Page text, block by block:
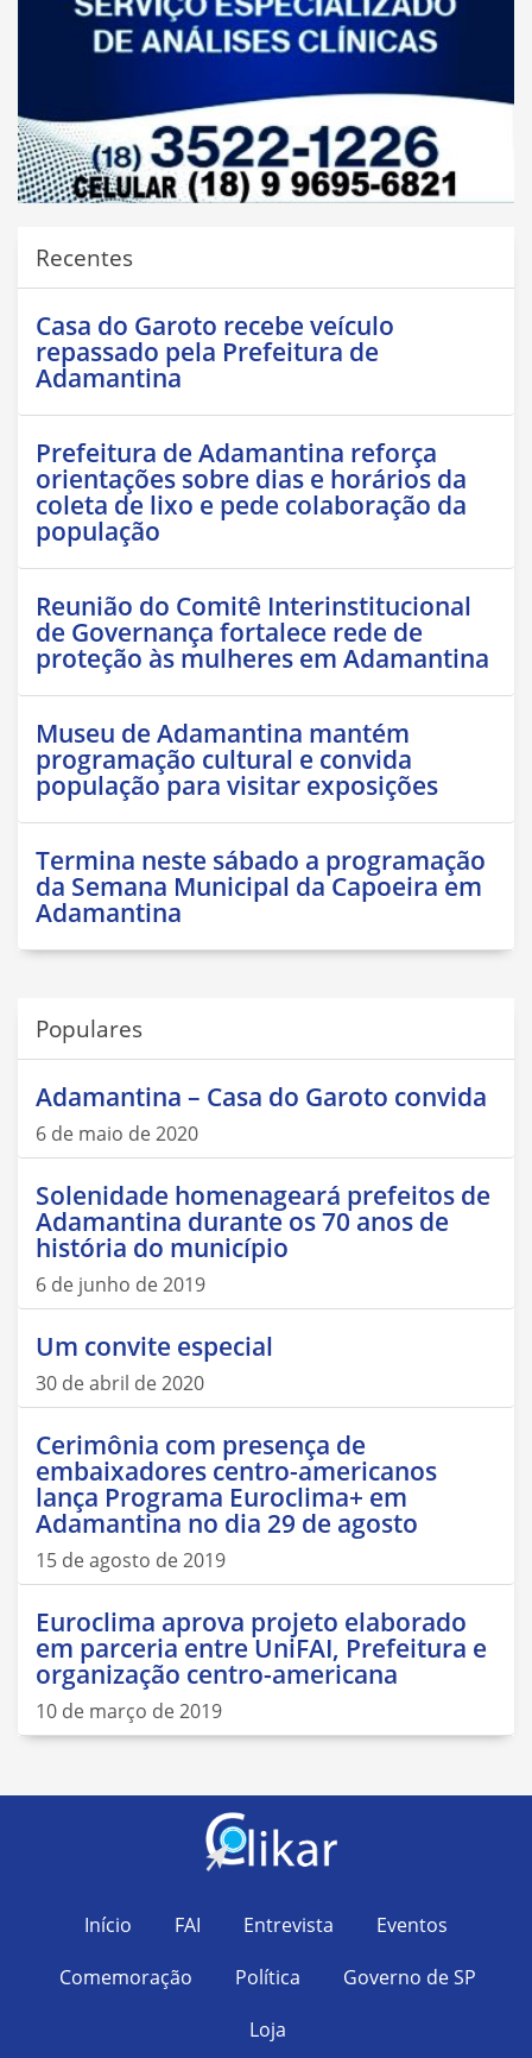
Recentes
Casa do Garoto recebe veículo
repassado pela Prefeitura de
Adamantina
Prefeitura de Adamantina reforça
orientações sobre dias e horários da
coleta de lixo e pede colaboração da
população
Reunião do Comitê Interinstitucional
de Governança fortalece rede de
proteção às mulheres em Adamantina
Museu de Adamantina mantém
programação cultural e convida
população para visitar exposições
Termina neste sábado a programação
da Semana Municipal da Capoeira em
Adamantina
Populares
Adamantina – Casa do Garoto convida
6 de maio de 2020
Solenidade homenageará prefeitos de
Adamantina durante os 70 anos de
história do município
6 de junho de 2019
Um convite especial
30 de abril de 2020
Cerimônia com presença de
embaixadores centro-americanos
lança Programa Euroclima+ em
Adamantina no dia 29 de agosto
15 de agosto de 2019
Euroclima aprova projeto elaborado
em parceria entre UniFAI, Prefeitura e
organização centro-americana
10 de março de 2019
Início FAI Entrevista
Eventos
Comemoração
Política
Governo de SP
Loja